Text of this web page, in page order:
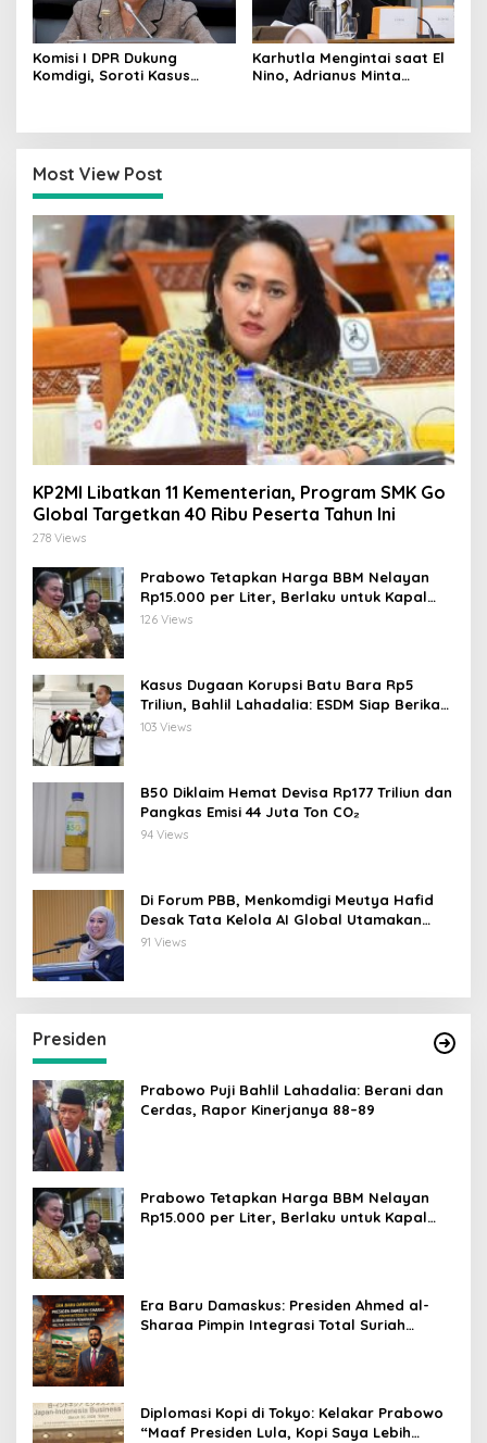
Komisi I DPR Dukung
Komdigi, Soroti Kasus
Karhutla Mengintai saat El
Nino, Adrianus Minta
Most View Post
KP2MI Libatkan 11 Kementerian, Program SMK Go
Global Targetkan 40 Ribu Peserta Tahun Ini
278 Views
Prabowo Tetapkan Harga BBM Nelayan
Rp15.000 per Liter, Berlaku untuk Kapal
30-200 GT
126 Views
Kasus Dugaan Korupsi Batu Bara Rp5
Triliun, Bahlil Lahadalia: ESDM Siap Berikan
Data
103 Views
B50 Diklaim Hemat Devisa Rp177 Triliun dan
Pangkas Emisi 44 Juta Ton CO₂
94 Views
Di Forum PBB, Menkomdigi Meutya Hafid
Desak Tata Kelola AI Global Utamakan
Perlindungan Anak
91 Views
Presiden
Prabowo Puji Bahlil Lahadalia: Berani dan
Cerdas, Rapor Kinerjanya 88–89
Prabowo Tetapkan Harga BBM Nelayan
Rp15.000 per Liter, Berlaku untuk Kapal
Era Baru Damaskus: Presiden Ahmed al-
Sharaa Pimpin Integrasi Total Suriah
Diplomasi Kopi di Tokyo: Kelakar Prabowo
“Maaf Presiden Lula, Kopi Saya Lebih